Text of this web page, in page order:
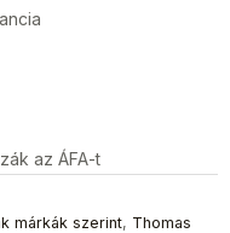
az ÁFA-t
márkák szerint, Thomas